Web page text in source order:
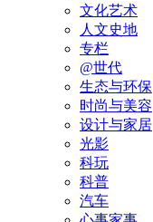
文化艺术
人文史地
专栏
@世代
生态与环保
时尚与美容
设计与家居
光影
科玩
科普
汽车